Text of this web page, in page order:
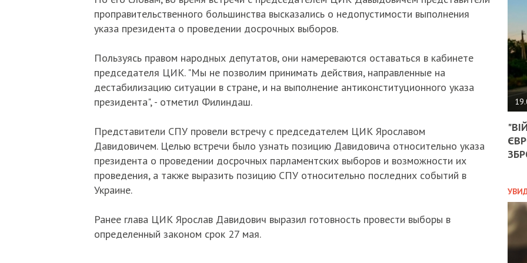
проправительственного большинства высказались о недопустимости выполнения
указа президента о проведении досрочных выборов.
Пользуясь правом народных депутатов, они намереваются оставаться в кабинете
председателя ЦИК. "Мы не позволим принимать действия, направленные на
дестабилизацию ситуации в стране, и на выполнение антиконституционного указа
президента", - отметил Филиндаш.
Представители СПУ провели встречу с председателем ЦИК Ярославом
Давидовичем. Целью встречи было узнать позицию Давидовича относительно указа
президента о проведении досрочных парламентских выборов и возможности их
проведения, а также выразить позицию СПУ относительно последних событий в
Украине.
Ранее глава ЦИК Ярослав Давидович выразил готовность провести выборы в
определенный законом срок 27 мая.
НА